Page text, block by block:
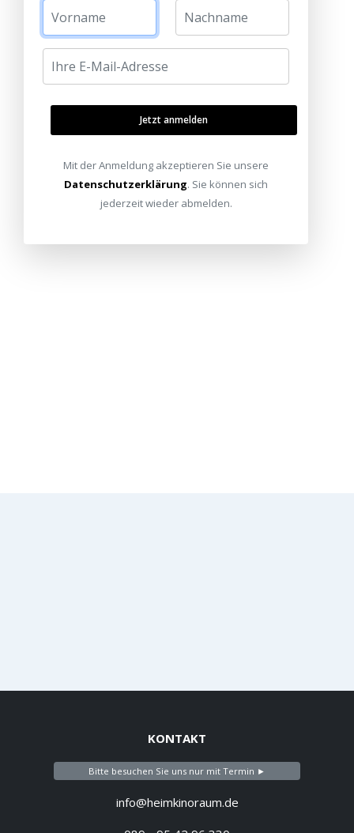
KONTAKT
Bitte besuchen Sie uns nur mit Termin ►
info@heimkinoraum.de
Jetzt anmelden
Mit der Anmeldung akzeptieren Sie unsere
Datenschutzerklärung. Sie können sich
jederzeit wieder abmelden.